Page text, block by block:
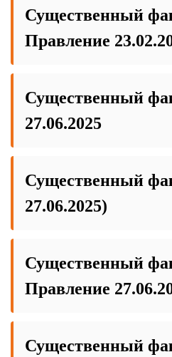
Существенный
Правление
Существенный
27.06.2025
Существенный
27.06.2025)
Существенный
Правление
Существенный